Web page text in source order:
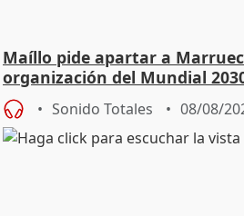
Maíllo pide apartar a
organización del Mundial
Sonido Totales 08/08/